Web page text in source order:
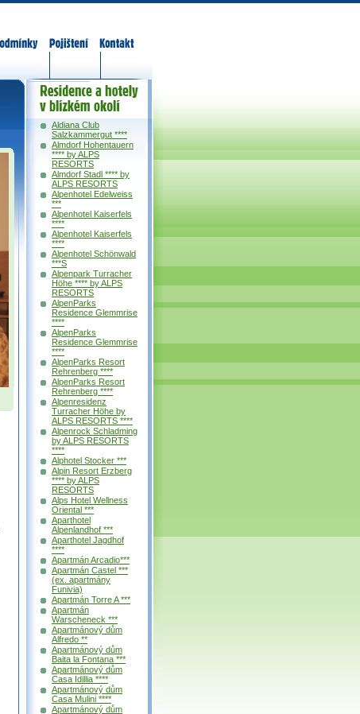
Residence a
hotely v okolí
Aldiana Club
Salzkammergut ****
Almdorf Hohentauern
**** by ALPS
RESORTS
Almdorf Stadl **** by
ALPS RESORTS
Alpenhotel Edelweiss
***
Alpenhotel Kaiserfels
****
Alpenhotel Kaiserfels
****
Alpenhotel Schönwald
***S
Alpenpark Turracher
Höhe **** by ALPS
RESORTS
AlpenParks
Residence Glemmrise
****
AlpenParks
Residence Glemmrise
****
AlpenParks Resort
Rehrenberg ****
AlpenParks Resort
Rehrenberg ****
Alpenresidenz
Turracher Höhe by
ALPS RESORTS ****
Alpenrock Schladming
by ALPS RESORTS
****
Alphotel Stocker ***
Alpin Resort Erzberg
**** by ALPS
RESORTS
Alps Hotel Wellness
Oriental ***
Aparthotel
Alpenlandhof ***
Aparthotel Jagdhof
****
Apartmán Arcadio***
Apartmán Castel ***
(ex. apartmány
Funivia)
Apartmán Torre A ***
Apartmán
Warscheneck ***
Apartmánový dům
Alfredo **
Apartmánový dům
Baita la Fontana ***
Apartmánový dům
Casa Idillia ****
Apartmánový dům
Casa Mulini ****
Apartmánový dům